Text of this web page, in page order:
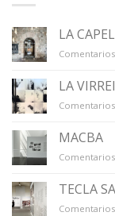
LA
LA
MACBA
TECLA